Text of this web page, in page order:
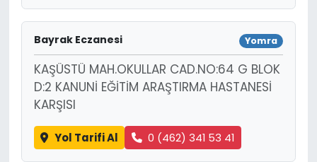
Bayrak Eczanesi Yomra
KAŞÜSTÜ MAH.OKULLAR CAD.NO:64 G BLOK
D:2 KANUNİ EĞİTİM ARAŞTIRMA HASTANESİ
KARŞISI
Yol Tarifi Al 0 (462) 341 53 41